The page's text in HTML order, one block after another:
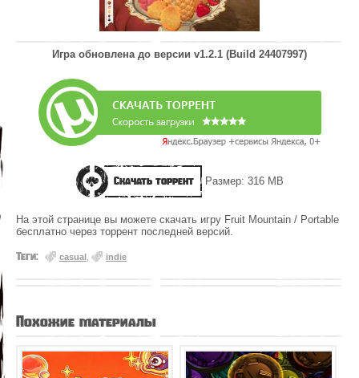
Игра обновлена до версии v1.2.1 (Build 24407997)
Скачать торрент Размер: 316 MB
На этой странице вы можете скачать игру Fruit Mountain / Portable
бесплатно через торрент последней версий.
Теги: casual indie
Похожие материалы